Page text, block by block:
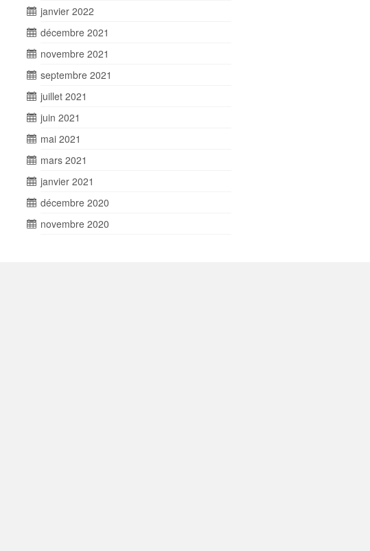
janvier 2022
décembre 2021
novembre 2021
septembre 2021
juillet 2021
juin 2021
mai 2021
mars 2021
janvier 2021
décembre 2020
novembre 2020